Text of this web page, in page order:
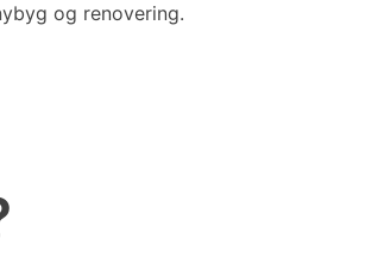
og renovering.